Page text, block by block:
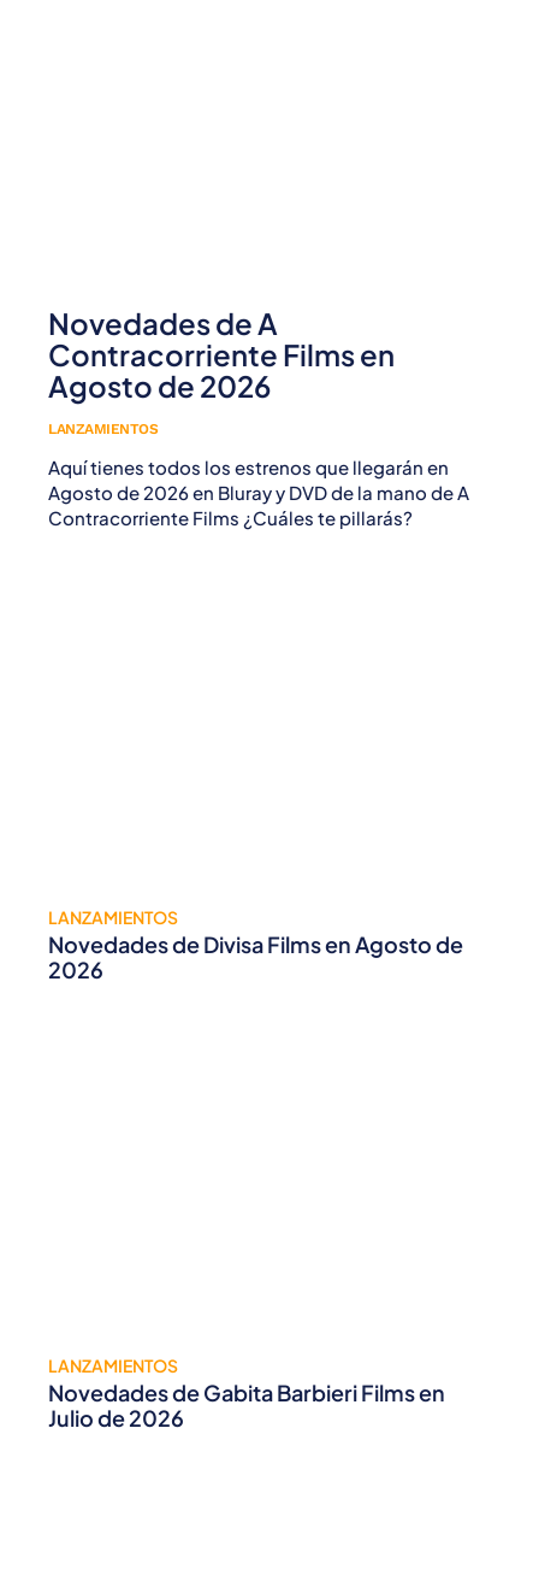
Novedades de A
Contracorriente Films en
Agosto de 2026
LANZAMIENTOS
Aquí tienes todos los estrenos que llegarán en
Agosto de 2026 en Bluray y DVD de la mano de A
Contracorriente Films ¿Cuáles te pillarás?
LANZAMIENTOS
Novedades de Divisa Films en Agosto de
2026
LANZAMIENTOS
Novedades de Gabita Barbieri Films en
Julio de 2026